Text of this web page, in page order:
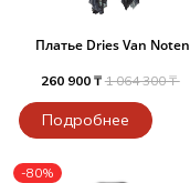
Платье Dries Van Noten
260 900 ₸ 1 064 300 ₸
Подробнее
-80%